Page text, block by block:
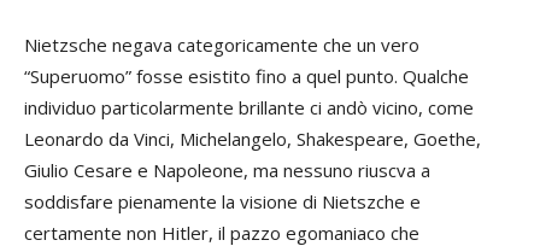
Nietzsche negava categoricamente che un vero
“Superuomo” fosse esistito fino a quel punto. Qualche
individuo particolarmente brillante ci andò vicino, come
Leonardo da Vinci, Michelangelo, Shakespeare, Goethe,
Giulio Cesare e Napoleone, ma nessuno riuscva a
soddisfare pienamente la visione di Nietszche e
certamente non Hitler, il pazzo egomaniaco che